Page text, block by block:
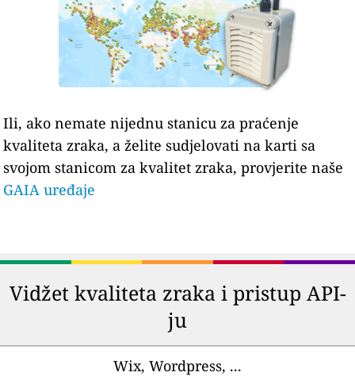
Ili, ako nemate nijednu stanicu za praćenje
kvaliteta zraka, a želite sudjelovati na karti sa
svojom stanicom za kvalitet zraka, provjerite naše
GAIA uređaje
Vidžet kvaliteta zraka i pristup API-
ju
Wix, Wordpress, ...